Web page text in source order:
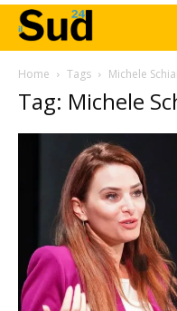
Home Tags Michele
Tag: Michele